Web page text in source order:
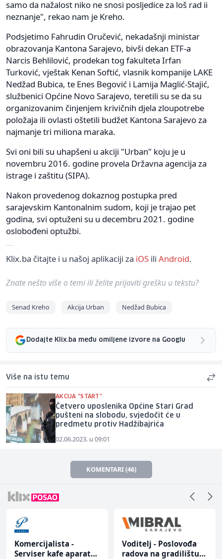
samo da nažalost niko ne snosi posljedice za loš rad ii
neznanje", rekao nam je Kreho.
Podsjetimo Fahrudin Oručević, nekadašnji ministar
obrazovanja Kantona Sarajevo, bivši dekan ETF-a
Narcis Behlilović, prodekan tog fakulteta Irfan
Turković, vještak Kenan Softić, vlasnik kompanije LAKE
Nedžad Bubica, te Enes Begović i Lamija Maglić-Stajić,
službenici Općine Novo Sarajevo, teretili su se da su
organizovanim činjenjem krivičnih djela zloupotrebe
položaja ili ovlasti oštetili budžet Kantona Sarajevo za
najmanje tri miliona maraka.
Svi oni bili su uhapšeni u akciji "Urban" koju je u
novembru 2016. godine provela Državna agencija za
istrage i zaštitu (SIPA).
Nakon provedenog dokaznog postupka pred
sarajevskim Kantonalnim sudom, koji je trajao pet
godina, svi optuženi su u decembru 2021. godine
oslobođeni optužbi.
Klix.ba čitajte i u našoj aplikaciji za iOS ili Android.
Znate nešto više o temi ili želite prijaviti grešku u tekstu?
Senad Kreho Akcija Urban Nedžad Bubica
Dodajte Klix.ba među omiljene izvore na Googlu
Više na istu temu
AKCIJA "START"
Četvero uposlenika Općine Stari Grad
pušteni na slobodu, svjedočit će u
predmetu protiv Hadžibajrića
02.06.2023. u 09:01
KOMENTARI (46)
Komercijalista -
Serviser kafe aparata
Voditelj - Poslovođa
radova na gradilištu